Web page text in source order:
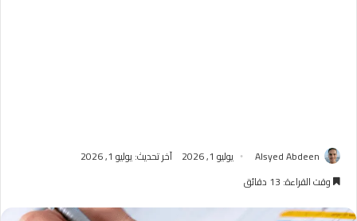
Alsyed Abdeen يوليو 1, 2026
آخر تحديث: يوليو 1, 2026
وقت القراءة: 13 دقائق